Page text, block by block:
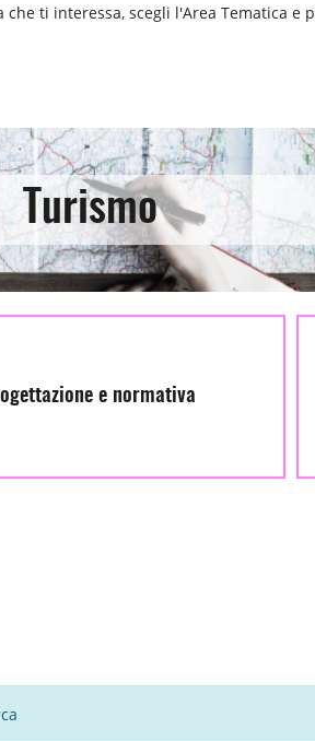
ti interessa, scegli l'Area Tematica
Turismo
e normativa